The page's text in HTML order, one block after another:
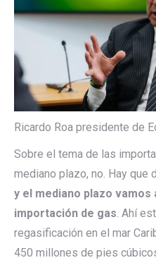
Ricardo Roa presidente de
Sobre el tema de las
mediano plazo, no. Hay que
y el mediano plazo vamos
importación de gas. Ahí
regasificación en el mar
450 millones de pies